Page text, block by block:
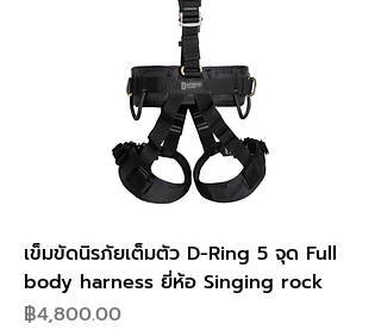
เข็มขัดนิรภัยเต็มตัว D-Ring 5 จุด Full
body harness ยี่ห้อ Singing rock
ราคา
฿4,800.00